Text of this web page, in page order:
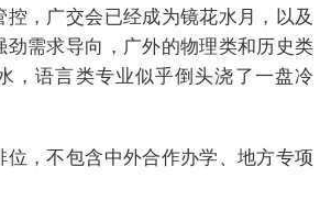
，广交会已经成为镜花水月，以及
劲需求导向，广外的物理类和历史类
，语言类专业似乎倒头浇了一盘冷
，不包含中外合作办学、地方专项